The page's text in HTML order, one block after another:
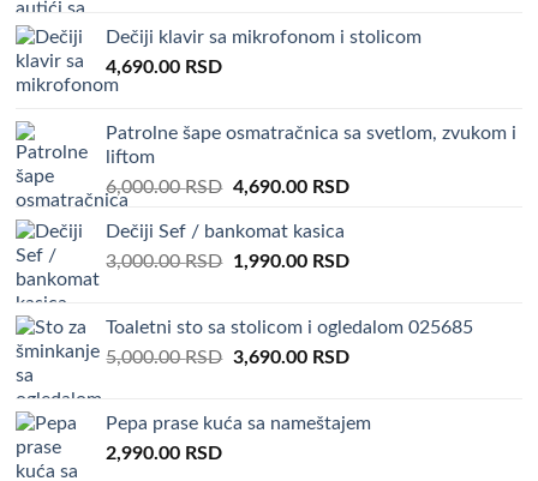
2,500.00 RSD.1,990.00 RSD.
Dečiji klavir sa mikrofonom i stolicom
4,690.00 RSD
Patrolne šape osmatračnica sa svetlom, zvukom i
liftom
6,000.00RSD Original
was:
6,000.00 RSD.
4,690.00 RSDCurrent
4,690.00 RSD.
Dečiji Sef / bankomat kasica
3,000.00RSD Original
3,000.00 RSD.
1,990.00 RSDCurrent
1,990.00 RSD.
Toaletni sto sa stolicom i ogledalom 025685
5,000.00RSD Original
5,000.00 RSD.
3,690.00 RSDCurrent
3,690.00 RSD.
Pepa prase kuća sa nameštajem
2,990.00 RSD